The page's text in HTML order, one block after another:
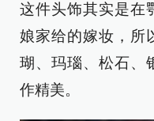
这件头饰其实是在
娘家给的嫁妆，所
瑚、玛瑙、松石、
作精美。